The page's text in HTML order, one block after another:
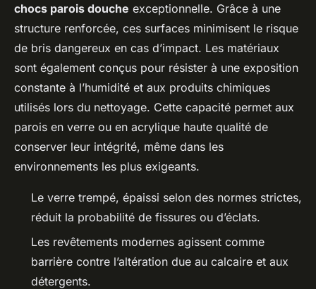
chocs parois douche exceptionnelle. Grâce à une
structure renforcée, ces surfaces minimisent le risque
de bris dangereux en cas d’impact. Les matériaux
sont également conçus pour résister à une exposition
constante à l’humidité et aux produits chimiques
utilisés lors du nettoyage. Cette capacité permet aux
parois en verre ou en acrylique haute qualité de
conserver leur intégrité, même dans les
environnements les plus exigeants.
Le verre trempé, épaissi selon des normes strictes,
réduit la probabilité de fissures ou d’éclats.
Les revêtements modernes agissent comme
barrière contre l’altération due au calcaire et aux
détergents.